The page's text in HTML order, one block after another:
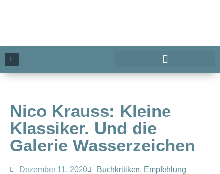
Nico Krauss: Kleine
Klassiker. Und die
Galerie Wasserzeichen
Dezember 11, 2020 Buchkritiken, Empfehlung